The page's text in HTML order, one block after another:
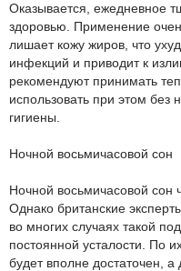
Оказывается, ежедневное
здоровью. Применение
лишает кожу жиров, что
инфекций и приводит к
рекомендуют принимать
использовать при этом без
гигиены.
Ночной восьмичасовой сон
Ночной восьмичасовой сон
Однако британские
во многих случаях такой
постоянной усталости. По
будет вполне достаточен,